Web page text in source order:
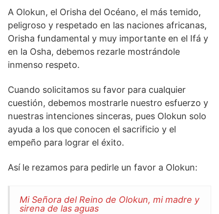
A Olokun, el Orisha del Océano, el más temido,
peligroso y respetado en las naciones africanas,
Orisha fundamental y muy importante en el Ifá y
en la Osha, debemos rezarle mostrándole
inmenso respeto.
Cuando solicitamos su favor para cualquier
cuestión, debemos mostrarle nuestro esfuerzo y
nuestras intenciones sinceras, pues Olokun solo
ayuda a los que conocen el sacrificio y el
empeño para lograr el éxito.
Así le rezamos para pedirle un favor a Olokun:
Mi Señora del Reino de Olokun, mi madre y
sirena de las aguas